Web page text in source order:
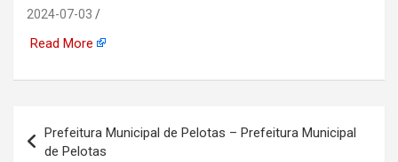
indústria naval, etc
2024-07-03
Read More
de
Prefeitura Municipal de Pelotas – Prefeitura Municipal
de Pelotas